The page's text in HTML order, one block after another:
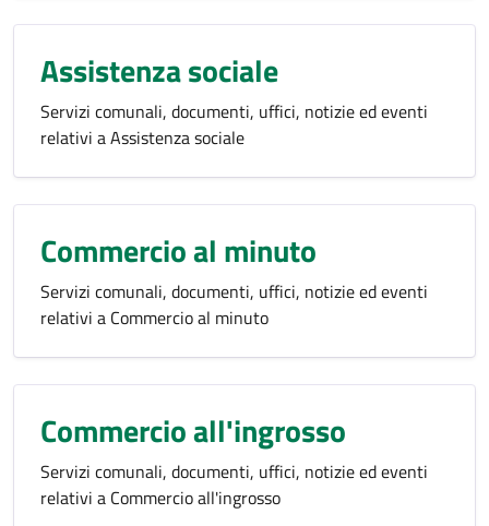
Assistenza sociale
Servizi comunali, documenti, uffici, notizie ed eventi
relativi a Assistenza sociale
Commercio al minuto
Servizi comunali, documenti, uffici, notizie ed eventi
relativi a Commercio al minuto
Commercio all'ingrosso
Servizi comunali, documenti, uffici, notizie ed eventi
relativi a Commercio all'ingrosso